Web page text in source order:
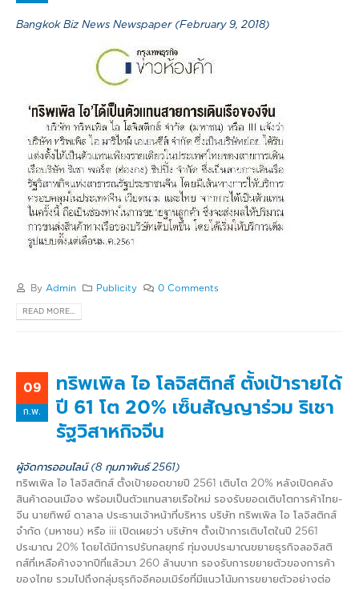
Bangkok Biz News Newspaper (February 9, 2018)
By Admin Publicity 0 Comments
READ MORE...
09
ก.พ.
ทริพเพิล ไอ โลจิสติกส์ ตั้งเป้ารายได้
ปี 61 โต 20% เซ็นสัญญาร่วม ริเชา
รัฐวิสาหกิจจีน
ผู้จัดการออนไลน์ (8 กุมภาพันธ์ 2561)
ทริพเพิล ไอ โลจิสติกส์ ตั้งเป้ายอดขายปี 2561 เติบโต 20% หลังเปิดคลัง
สินค้าดอนเมือง พร้อมเป็นตัวแทนสายเรือใหม่ รองรับยอดเติบโตการค้าไทย-
จีน นายทิพย์ ดาลาล ประธานเจ้าหน้าที่บริหาร บริษัท ทริพเพิล ไอ โลจิสติกส์
จำกัด (มหาชน) หรือ iii เปิดเผยว่า บริษัทฯ ตั้งเป้าการเติบโตในปี 2561
ประมาณ 20% โดยได้มีการปรับกลยุทธ์ ทุ่มงบประมาณขยายธุรกิจลอจิสติ
กส์ที่เหลือค้างจากปีที่แล้วมา 260 ล้านบาท รองรับการขยายตัวของการค้า
ของไทย รวมไปถึงกลุ่มธุรกิจอีคอมเมิร์ซที่มีแนวโน้มการขยายตัวอย่างต่อ